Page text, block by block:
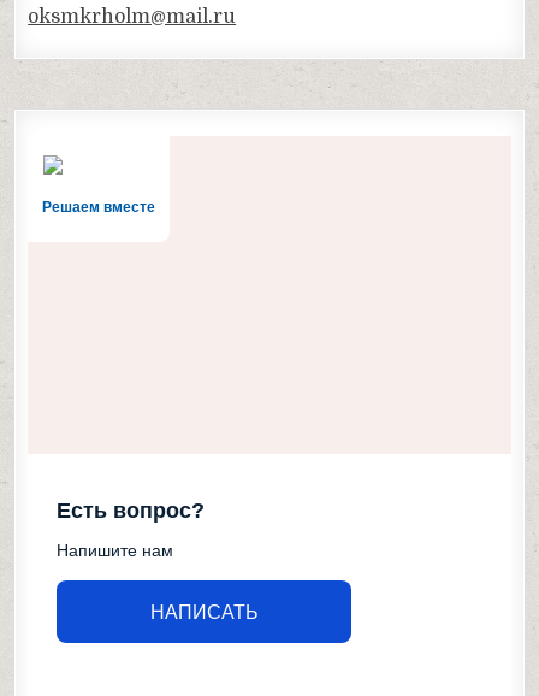
oksmkrholm@mail.ru
Решаем вместе
Есть вопрос?
Напишите нам
НАПИСАТЬ